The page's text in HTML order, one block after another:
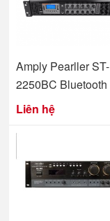
Amply Pearller ST-
2250BC Bluetooth
Liên hệ